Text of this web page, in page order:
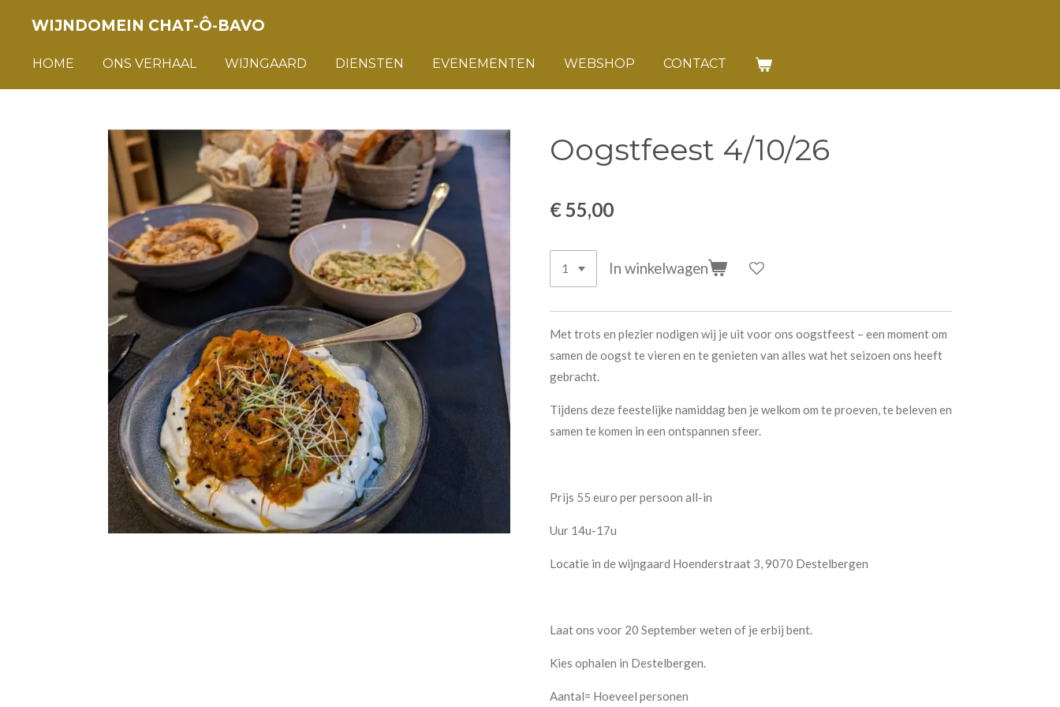
WIJNDOMEIN CHAT-Ô-BAVO
HOME ONS VERHAAL WIJNGAARD DIENSTEN EVENEMENTEN WEBSHOP CONTACT
Oogstfeest 4/10/26
€ 55,00
In winkelwagen
Met trots en plezier nodigen wij je uit voor ons oogstfeest – een moment om
samen de oogst te vieren en te genieten van alles wat het seizoen ons heeft
gebracht.
Tijdens deze feestelijke namiddag ben je welkom om te proeven, te beleven en
samen te komen in een ontspannen sfeer.
Prijs 55 euro per persoon all-in
Uur 14u-17u
Locatie in de wijngaard Hoenderstraat 3, 9070 Destelbergen
Laat ons voor 20 September weten of je erbij bent.
Kies ophalen in Destelbergen.
Aantal= Hoeveel personen